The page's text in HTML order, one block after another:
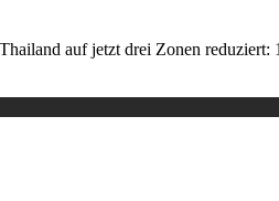
auf jetzt drei Zonen reduziert: